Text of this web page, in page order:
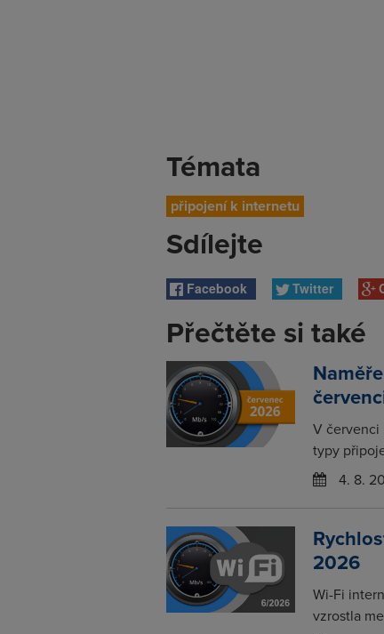
Témata
připojení k internetu
Sdílejte
Facebook Twitter
Přečtěte si také
V červenci
typy
4. 8.
2026
Wi-Fi
vzrostla